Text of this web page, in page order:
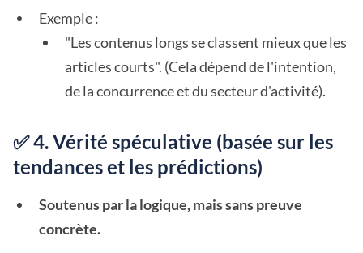
Exemple :
"Les contenus longs se classent mieux que les
articles courts". (Cela dépend de l'intention,
de la concurrence et du secteur d'activité).
✅ 4. Vérité spéculative (basée sur les
tendances et les prédictions)
Soutenus par la logique, mais sans preuve
concrète.